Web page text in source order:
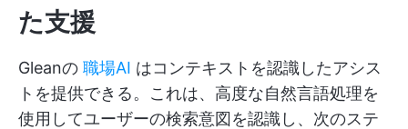
た支援
Gleanの 職場AI はコンテキストを認識したアシス
トを提供できる。これは、高度な自然言語処理を
使用してユーザーの検索意図を認識し、次のステ